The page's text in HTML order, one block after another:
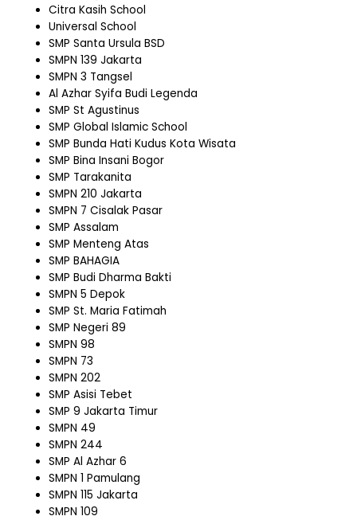
Citra Kasih School
Universal School
SMP Santa Ursula BSD
SMPN 139 Jakarta
SMPN 3 Tangsel
Al Azhar Syifa Budi Legenda
SMP St Agustinus
SMP Global Islamic School
SMP Bunda Hati Kudus Kota Wisata
SMP Bina Insani Bogor
SMP Tarakanita
SMPN 210 Jakarta
SMPN 7 Cisalak Pasar
SMP Assalam
SMP Menteng Atas
SMP BAHAGIA
SMP Budi Dharma Bakti
SMPN 5 Depok
SMP St. Maria Fatimah
SMP Negeri 89
SMPN 98
SMPN 73
SMPN 202
SMP Asisi Tebet
SMP 9 Jakarta Timur
SMPN 49
SMPN 244
SMP Al Azhar 6
SMPN 1 Pamulang
SMPN 115 Jakarta
SMPN 109